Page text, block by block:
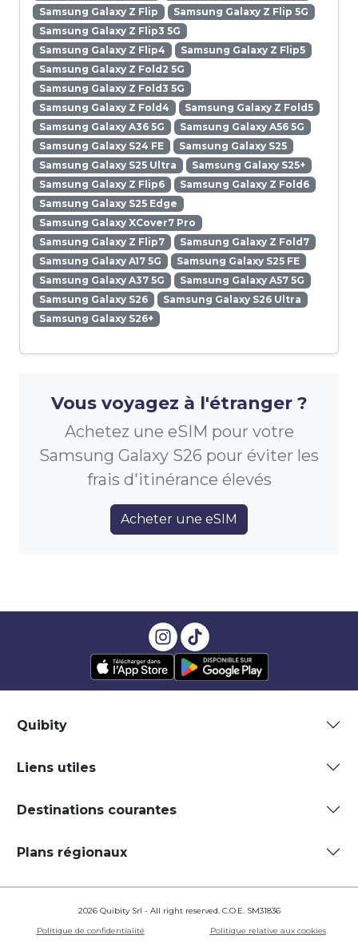
Samsung Galaxy Z Flip
Samsung Galaxy Z Flip 5G
Samsung Galaxy Z Flip3 5G
Samsung Galaxy Z Flip4
Samsung Galaxy Z Flip5
Samsung Galaxy Z Fold2 5G
Samsung Galaxy Z Fold3 5G
Samsung Galaxy Z Fold4
Samsung Galaxy Z Fold5
Samsung Galaxy A36 5G
Samsung Galaxy A56 5G
Samsung Galaxy S24 FE
Samsung Galaxy S25
Samsung Galaxy S25 Ultra
Samsung Galaxy S25+
Samsung Galaxy Z Flip6
Samsung Galaxy Z Fold6
Samsung Galaxy S25 Edge
Samsung Galaxy XCover7 Pro
Samsung Galaxy Z Flip7
Samsung Galaxy Z Fold7
Samsung Galaxy A17 5G
Samsung Galaxy S25 FE
Samsung Galaxy A37 5G
Samsung Galaxy A57 5G
Samsung Galaxy S26
Samsung Galaxy S26 Ultra
Samsung Galaxy S26+
Vous voyagez à l'étranger ?
Achetez une eSIM pour votre
Samsung Galaxy S26 pour éviter les
frais d'itinérance élevés
Acheter une eSIM
Quibity
Liens utiles
Destinations courantes
Plans régionaux
2026 Quibity Srl - All right reserved. C.O.E. SM31836
Politique de confidentialité
Politique relative aux cookies